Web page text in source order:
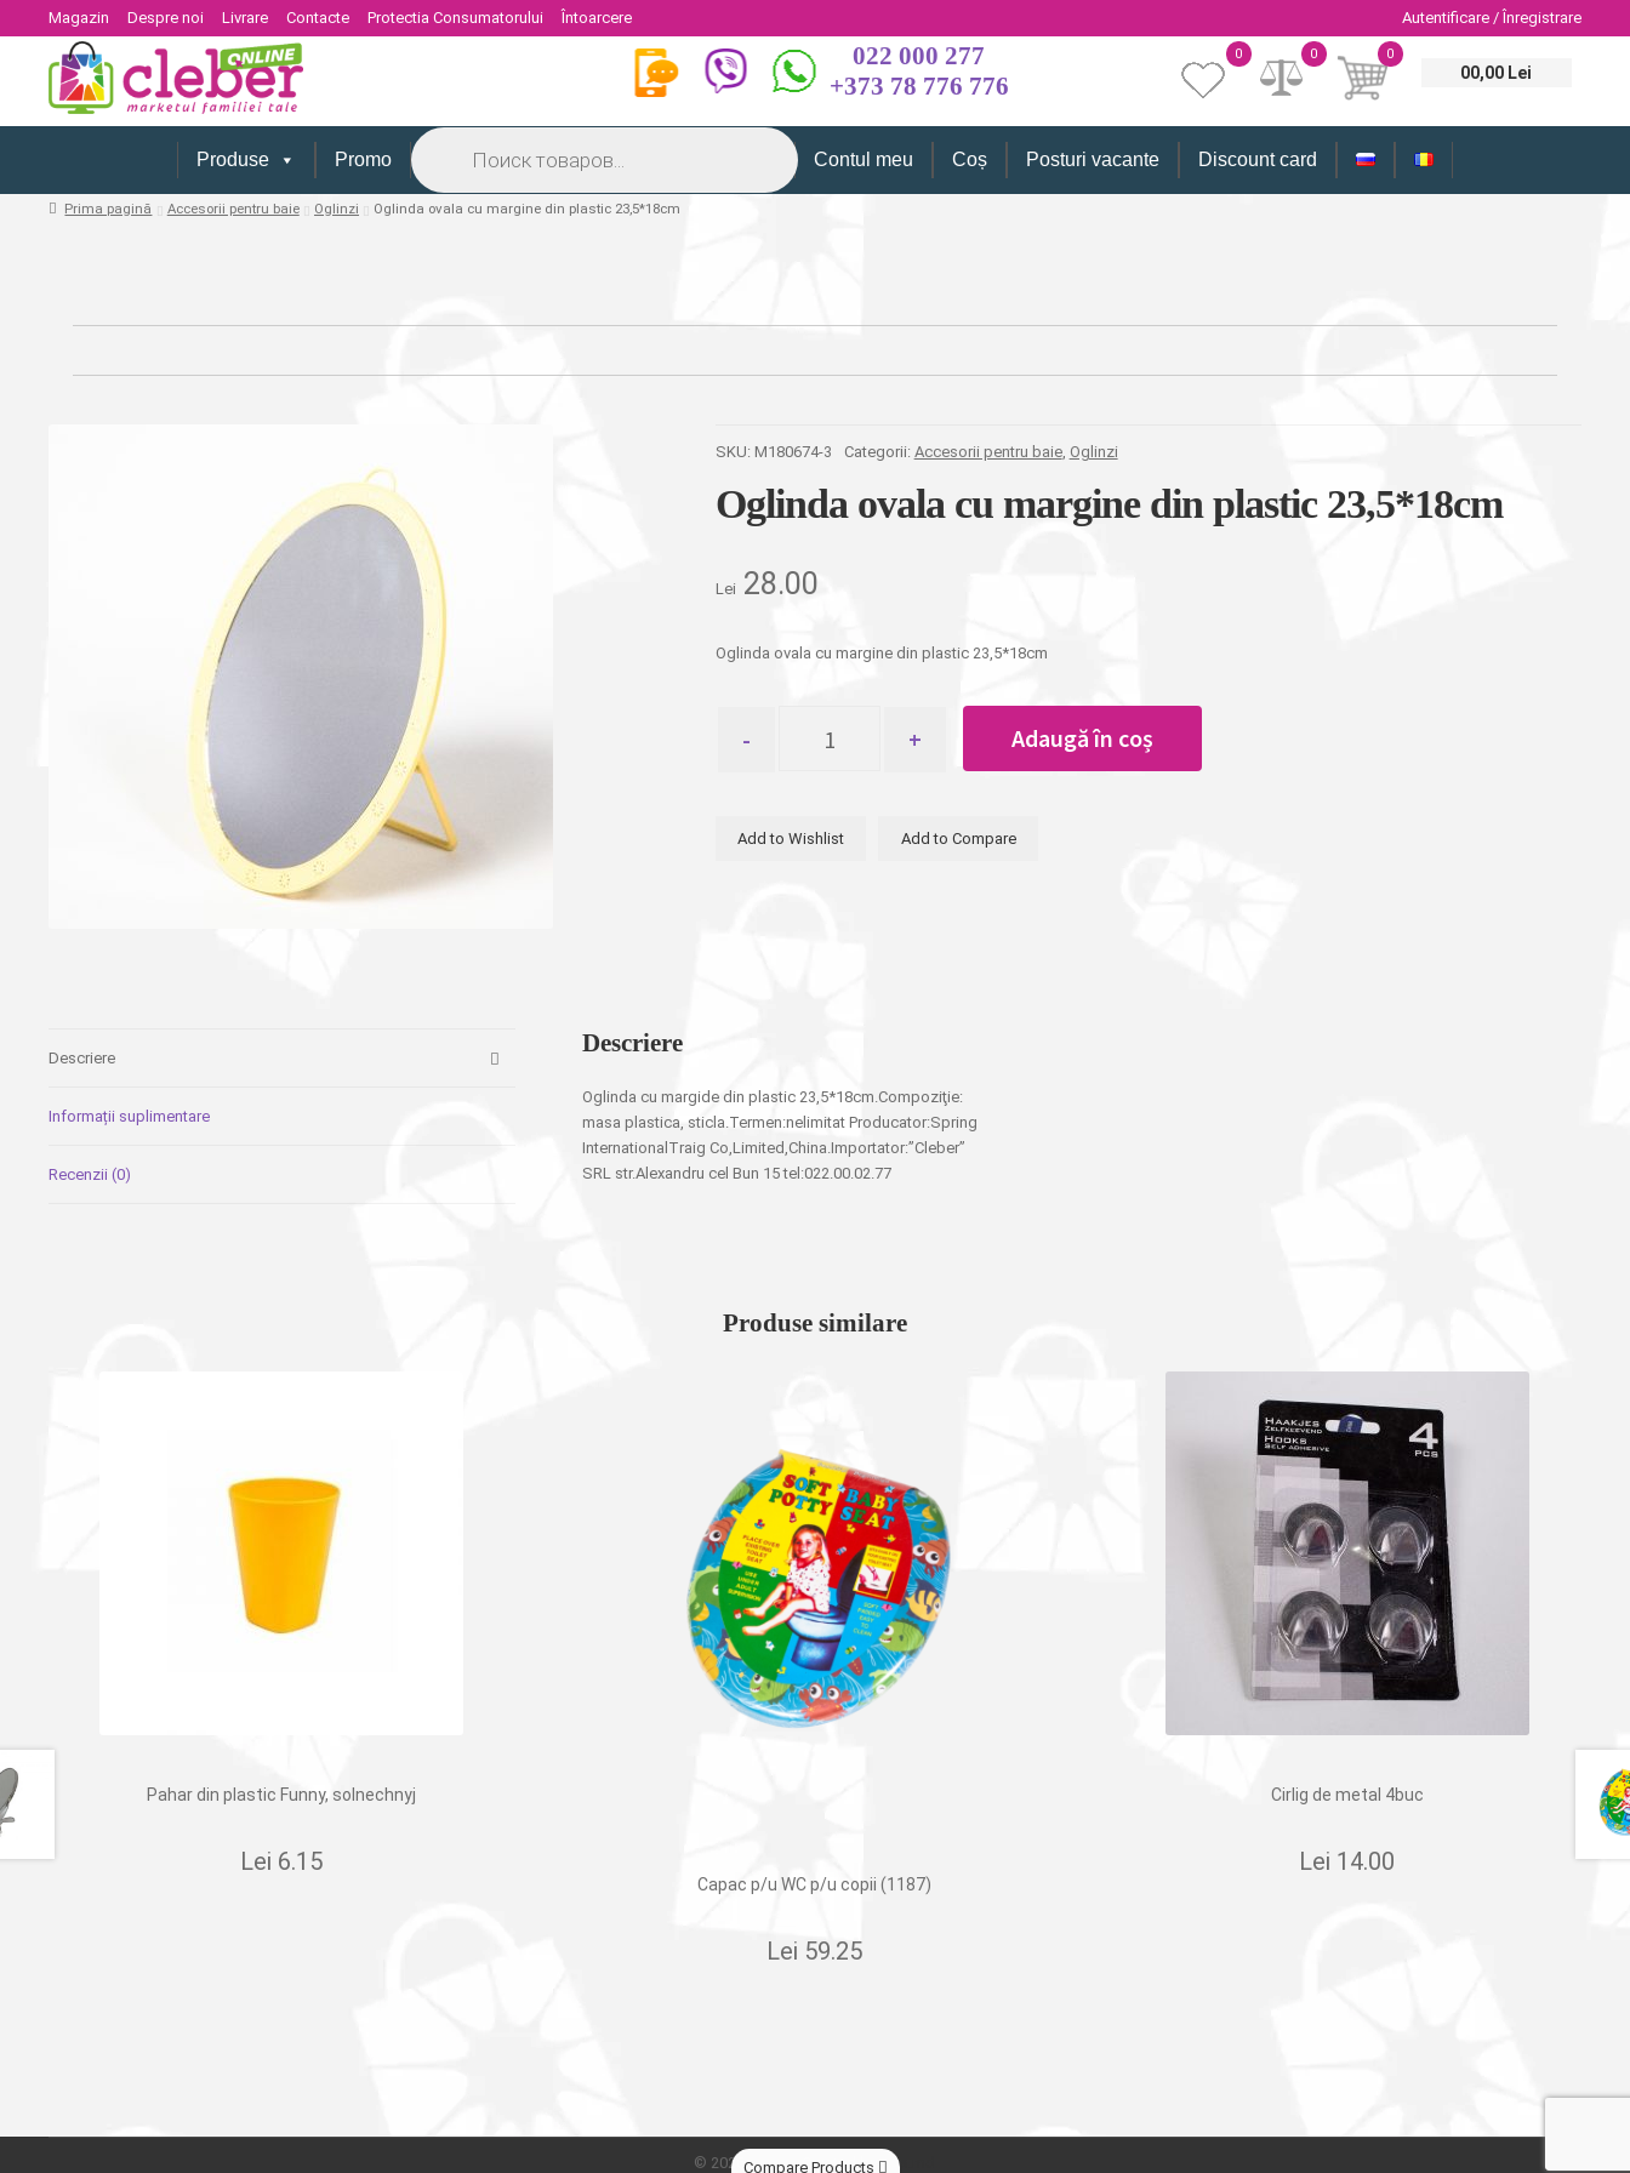
Magazin Despre noi Livrare Contacte Protectia Consumatorului Întoarcere Autentificare / Înregistrare
022 000 277
+373 78 776 776
0
00,00 Lei
0
0
Produse Promo
Products
search
Contul meu Coș Posturi vacante Discount card
Prima pagină Accesorii pentru baie Oglinzi Oglinda ovala cu margine din plastic 23,5*18cm
SKU: M180674-3 Categorii: Accesorii pentru baie, Oglinzi
Oglinda ovala cu margine din plastic 23,5*18cm
Lei 28.00
Oglinda ovala cu margine din plastic 23,5*18cm
Oglinda
Adaugă în coș
Add to Wishlist Add to Compare
Descriere
Informații suplimentare
Recenzii (0)
Descriere
Oglinda cu margide din plastic 23,5*18cm.Compoziţie:
masa plastica, sticla.Termen:nelimitat Producator:Spring
InternationalTraig Co,Limited,China.Importator:”Cleber”
SRL str.Alexandru cel Bun 15 tel:022.00.02.77
Produse similare
Pahar din plastic Funny, solnechnyj
Lei 6.15
Capac p/u WC p/u copii (1187)
Lei 59.25
Cirlig de metal 4buc
Lei 14.00
© 2026Сleber.Created byDits.md
Compare Products